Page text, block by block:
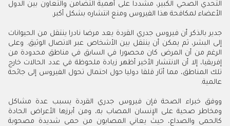
التحدي الصحي الكبير، مشددا على أهمية التضامن والتعاون بين الدول
الأعضاء لمكافحة هذا الفيروس ومنع انتشاره بشكل أكبر.
جدير بالذكر أن فيروس جدري القردة يعد مرضا نادرا ينتقل من الحيوانات
إلى البشر، ثم يمكن أن ينتقل بين الأشخاص عبر الاتصال الوثيق. وعلى
الرغم من أن المرض كان محصورا في السابق في مناطق محدودة من
إفريقيا، إلا أن الانتشار الأخير أظهر زيادة ملحوظة في عدد الحالات خارج
تلك المناطق، مما أثار قلقا دوليا حول احتمال تحول الفيروس إلى جائحة
عالمية.
ووفق خبراء الصحة فإن فيروس جدري القردة يسبب عدة مشاكل
ومخاطر صحية على الإنسان المصاب به، ومن أبرزها الأعراض الحادة
كالحمى والصداع، حيث يعاني المصابون من حمى شديدة مصحوبة